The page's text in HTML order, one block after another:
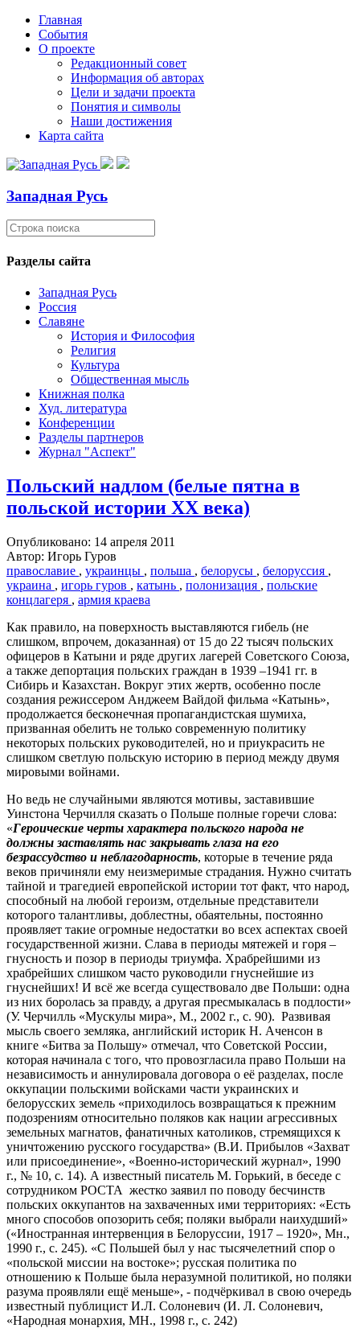
Главная
События
О проекте
Редакционный совет
Информация об авторах
Цели и задачи проекта
Понятия и символы
Наши достижения
Карта сайта
Западная Русь
Разделы сайта
Западная Русь
Россия
Славяне
История и Философия
Религия
Культура
Общественная мысль
Книжная полка
Худ. литература
Конференции
Разделы партнеров
Журнал "Аспект"
Польский надлом (белые пятна в
польской истории XX века)
Опубликовано: 14 апреля 2011
Автор: Игорь Гуров
православие , украинцы , польша , белорусы , белоруссия ,
украина , игорь гуров , катынь , полонизация , польские
концлагеря , армия краева
Как правило, на поверхность выставляются гибель (не
слишком, впрочем, доказанная) от 15 до 22 тысяч польских
офицеров в Катыни и ряде других лагерей Советского Союза,
а также депортация польских граждан в 1939 –1941 гг. в
Сибирь и Казахстан. Вокруг этих жертв, особенно после
создания режиссером Анджеем Вайдой фильма «Катынь»,
продолжается бесконечная пропагандистская шумиха,
призванная обелить не только современную политику
некоторых польских руководителей, но и приукрасить не
слишком светлую польскую историю в период между двумя
мировыми войнами.
Но ведь не случайными являются мотивы, заставившие
Уинстона Черчилля сказать о Польше полные горечи слова:
«Героические черты характера польского народа не
должны заставлять нас закрывать глаза на его
безрассудство и неблагодарность, которые в течение ряда
веков причиняли ему неизмеримые страдания. Нужно считать
тайной и трагедией европейской истории тот факт, что народ,
способный на любой героизм, отдельные представители
которого талантливы, доблестны, обаятельны, постоянно
проявляет такие огромные недостатки во всех аспектах своей
государственной жизни. Слава в периоды мятежей и горя –
гнусность и позор в периоды триумфа. Храбрейшими из
храбрейших слишком часто руководили гнуснейшие из
гнуснейших! И всё же всегда существовало две Польши: одна
из них боролась за правду, а другая пресмыкалась в подлости»
(У. Черчилль «Мускулы мира», М., 2002 г., с. 90). Развивая
мысль своего земляка, английский историк Н. Аченсон в
книге «Битва за Польшу» отмечал, что Советской России,
которая начинала с того, что провозгласила право Польши на
независимость и аннулировала договора о её разделах, после
оккупации польскими войсками части украинских и
белорусских земель «приходилось возвращаться к прежним
подозрениям относительно поляков как нации агрессивных
земельных магнатов, фанатичных католиков, стремящихся к
уничтожению русского государства» (В.И. Прибылов «Захват
или присоединение», «Военно-исторический журнал», 1990
г., № 10, с. 14). А известный писатель М. Горький, в беседе с
сотрудником РОСТА жестко заявил по поводу бесчинств
польских оккупантов на захваченных ими территориях: «Есть
много способов опозорить себя; поляки выбрали наихудший»
(«Иностранная интервенция в Белоруссии, 1917 – 1920», Мн.,
1990 г., с. 245). «С Польшей был у нас тысячелетний спор о
«польской миссии на востоке»; русская политика по
отношению к Польше была неразумной политикой, но поляки
разума проявляли ещё меньше», - подчёркивал в свою очередь
известный публицист И.Л. Солоневич (И. Л. Солоневич,
«Народная монархия, МН., 1998 г., с. 242)